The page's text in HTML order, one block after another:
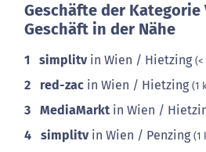
Geschäfte der Kategorie
Geschäft in der Nähe
1 simplitvin Wien / Hietzing (<
2 red-zac in Wien / Hietzing (1
3 MediaMarkt in Wien /
4 simplitvin Wien / Penzing (1